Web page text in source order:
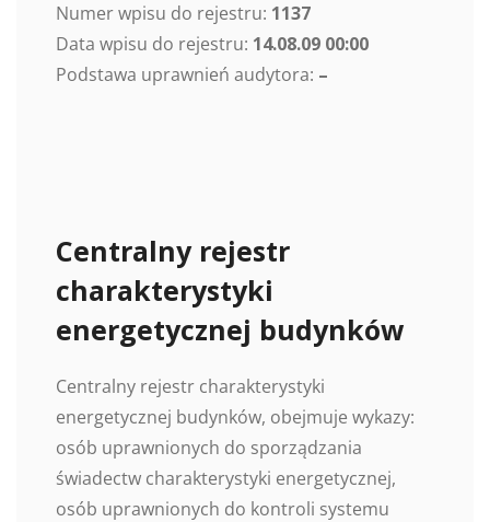
Numer wpisu do rejestru: 1137
Data wpisu do rejestru: 14.08.09 00:00
Podstawa uprawnień audytora: –
Centralny rejestr
charakterystyki
energetycznej budynków
Centralny rejestr charakterystyki
energetycznej budynków, obejmuje wykazy:
osób uprawnionych do sporządzania
świadectw charakterystyki energetycznej,
osób uprawnionych do kontroli systemu